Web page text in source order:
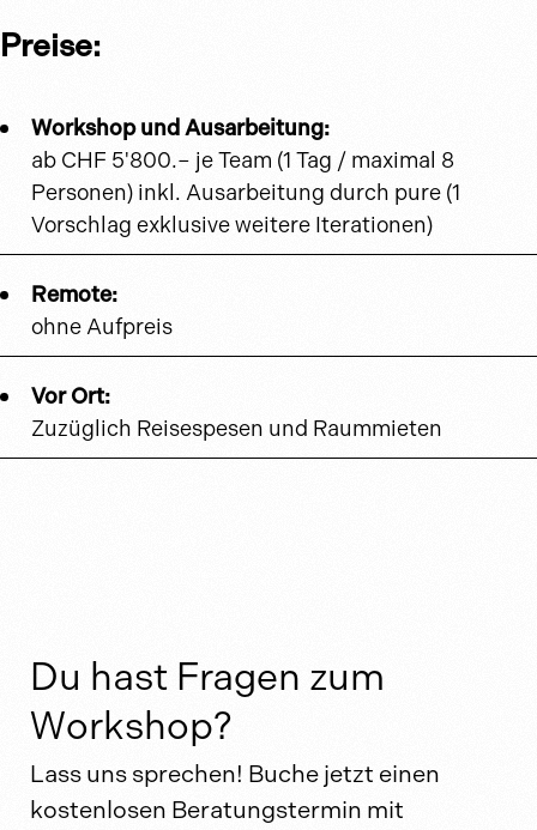
Preise:
Workshop und Ausarbeitung:
ab CHF 5'800.– je Team (1 Tag / maximal 8
Personen) inkl. Ausarbeitung durch pure (1
Vorschlag exklusive weitere Iterationen)
Remote:
ohne Aufpreis
Vor Ort:
Zuzüglich Reisespesen und Raummieten
Du hast Fragen zum
Workshop?
Lass uns sprechen! Buche jetzt einen
kostenlosen Beratungstermin mit